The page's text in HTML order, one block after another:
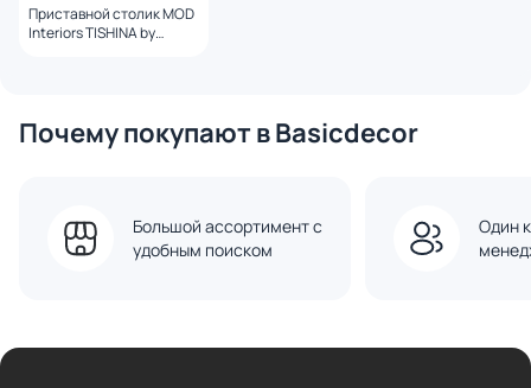
Приставной столик MOD
Interiors TISHINA by
Почему покупают в Basicdecor
Большой ассортимент с
удобным поиском
Один